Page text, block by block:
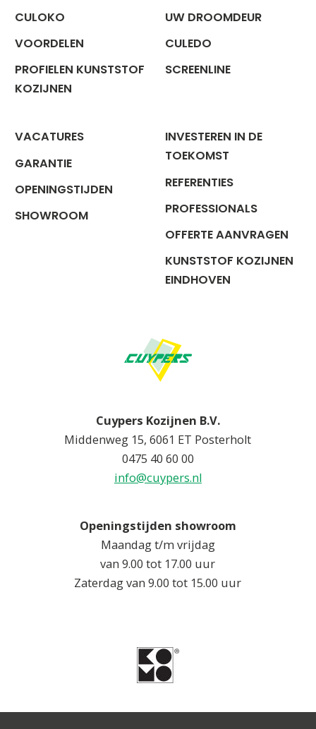
CULOKO
VOORDELEN
PROFIELEN KUNSTSTOF
KOZIJNEN
UW DROOMDEUR
CULEDO
SCREENLINE
VACATURES
GARANTIE
OPENINGSTIJDEN
SHOWROOM
INVESTEREN IN DE
TOEKOMST
REFERENTIES
PROFESSIONALS
OFFERTE AANVRAGEN
KUNSTSTOF KOZIJNEN
EINDHOVEN
Cuypers Kozijnen B.V.
Middenweg 15, 6061 ET Posterholt
0475 40 60 00
info@cuypers.nl
Openingstijden showroom
Maandag t/m vrijdag
van 9.00 tot 17.00 uur
Zaterdag van 9.00 tot 15.00 uur